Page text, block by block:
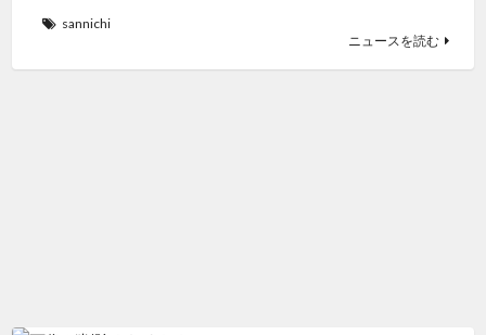
sannichi
ニュースを読む